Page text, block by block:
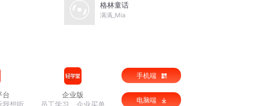
格林童话
满满_Mia
台
我想听
企业版
员工学习，企业买单
手机端
电脑端